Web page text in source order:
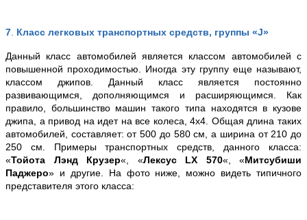
7 Класс легковых транспортных средств, группы «J»
Данный класс автомобилей является классом автомобилей с
повышенной проходимостью. Иногда эту группу еще называют,
классом джипов. Данный класс является постоянно
развивающимся, дополняющимся и расширяющимся. Как
правило, большинство машин такого типа находятся в кузове
джипа, а привод на идет на все колеса, 4х4. Общая длина таких
автомобилей, составляет: от 500 до 580 см, а ширина от 210 до
250 см. Примеры транспортных средств, данного класса:
«Тойота Лэнд Крузер«, «Лексус LХ 570«, «Митсубиши
Паджеро» и другие. На фото ниже, можно видеть типичного
представителя этого класса: